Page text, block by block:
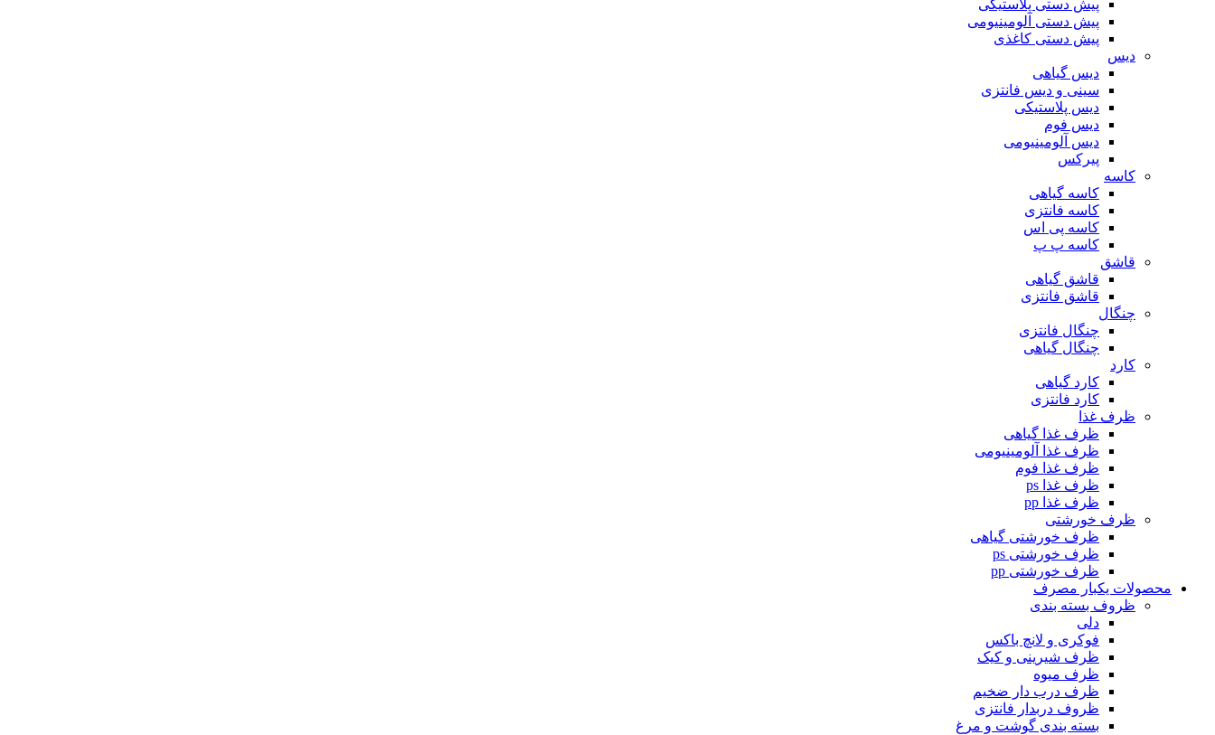
پیش دستی پلاستیکی
پیش دستی آلومینیومی
پیش دستی کاغذی
دیس
دیس گیاهی
سینی و دیس فانتزی
دیس پلاستیکی
دیس فوم
دیس آلومینیومی
پیرکس
کاسه
کاسه گیاهی
کاسه فانتزی
کاسه پی اس
کاسه پ پ
قاشق
قاشق گیاهی
قاشق فانتزی
چنگال
چنگال فانتزی
چنگال گیاهی
کارد
کارد گیاهی
کارد فانتزی
ظرف غذا
ظرف غذا گیاهی
ظرف غذا آلومینیومی
ظرف غذا فوم
ظرف غذا ps
ظرف غذا pp
ظرف خورشتی
ظرف خورشتی گیاهی
ظرف خورشتی ps
ظرف خورشتی pp
محصولات یکبار مصرف
ظروف بسته بندی
دلی
فوکری و لانچ باکس
ظرف شیرینی و کیک
ظرف میوه
ظرف درب دار ضخیم
ظروف دربدار فانتزی
بسته بندی گوشت و مرغ